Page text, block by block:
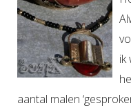
ik
aantal malen